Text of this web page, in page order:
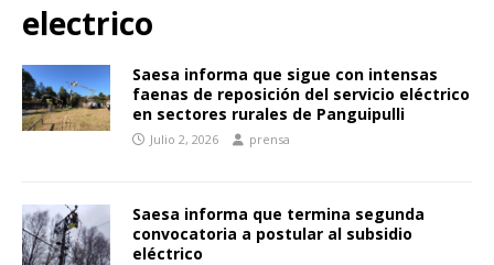
electrico
Saesa informa que sigue con intensas
faenas de reposición del servicio eléctrico
en sectores rurales de Panguipulli
Julio 2, 2026 prensa
Saesa informa que termina segunda
convocatoria a postular al subsidio
eléctrico